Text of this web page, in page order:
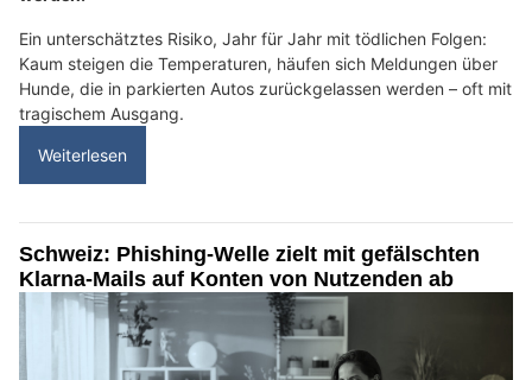
Ein unterschätztes Risiko, Jahr für Jahr mit tödlichen Folgen:
Kaum steigen die Temperaturen, häufen sich Meldungen über
Hunde, die in parkierten Autos zurückgelassen werden – oft mit
tragischem Ausgang.
Weiterlesen
Schweiz: Phishing-Welle zielt mit gefälschten
Klarna-Mails auf Konten von Nutzenden ab